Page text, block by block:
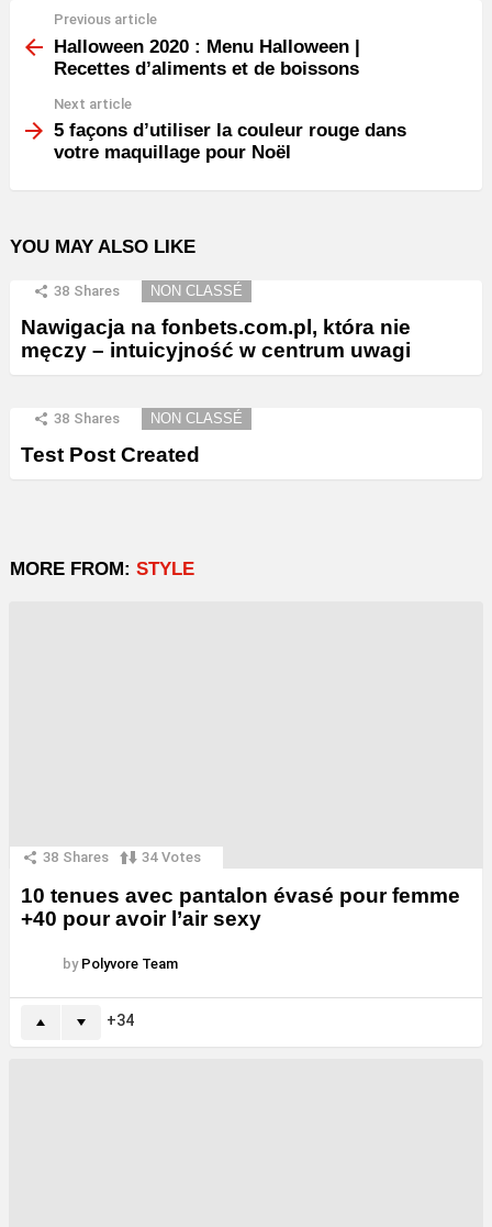
more
Previous article
Halloween 2020 : Menu Halloween |
Recettes d’aliments et de boissons
Next article
5 façons d’utiliser la couleur rouge dans
votre maquillage pour Noël
YOU MAY ALSO LIKE
38 Shares NON CLASSÉ
Nawigacja na fonbets.com.pl, która nie
męczy – intuicyjność w centrum uwagi
38 Shares NON CLASSÉ
Test Post Created
MORE FROM: STYLE
38 Shares 34 Votes
10 tenues avec pantalon évasé pour femme
+40 pour avoir l’air sexy
by Polyvore Team
34